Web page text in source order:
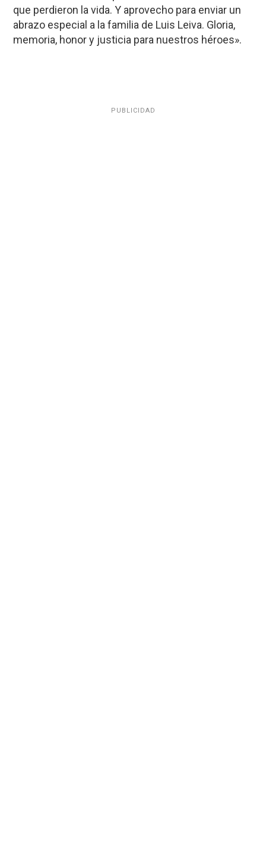
que perdieron la vida. Y aprovecho para enviar un
abrazo especial a la familia de Luis Leiva. Gloria,
memoria, honor y justicia para nuestros héroes».
PUBLICIDAD